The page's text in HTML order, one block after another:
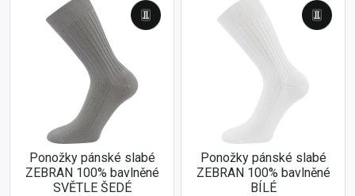
Ponožky pánské slabé
ZEBRAN 100% bavlněné
SVĚTLE ŠEDÉ
Ponožky pánské slabé
ZEBRAN 100% bavlněné
BÍLÉ